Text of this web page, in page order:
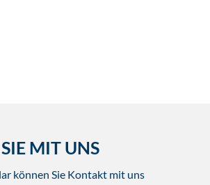
MIT UNS
können Sie Kontakt mit uns